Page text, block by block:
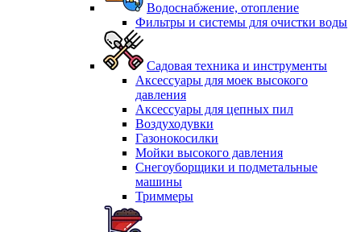
Водоснабжение, отопление
Фильтры и системы для очистки воды
Садовая техника и инструменты
Аксессуары для моек высокого
давления
Аксессуары для цепных пил
Воздуходувки
Газонокосилки
Мойки высокого давления
Снегоуборщики и подметальные
машины
Триммеры